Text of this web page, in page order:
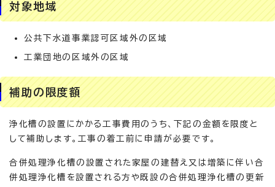
対象地域
公共下水道事業認可区域外の区域
工業団地の区域外の区域
補助の限度額
浄化槽の設置にかかる工事費用のうち、下記の金額を限度と
して補助します。工事の着工前に申請が必要です。
合併処理浄化槽の設置された家屋の建替え又は増築に伴い合
併処理浄化槽を設置される方や既設の合併処理浄化槽の更新